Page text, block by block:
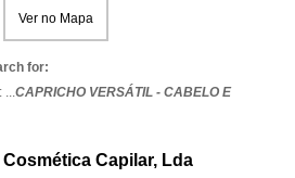
Ver no Mapa
for:
...CAPRICHO VERSÁTIL - CABELO E
Cosmética Capilar, Lda